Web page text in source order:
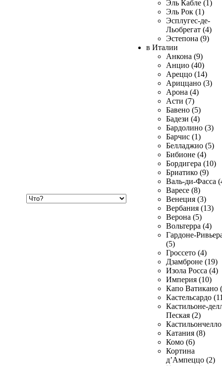
Эль Кабле (1)
Эль Рок (1)
Эсплугес-де-
Льобрегат (4)
Эстепона (9)
в Италии
Анкона (9)
Анцио (40)
Ареццо (14)
Ариццано (3)
Арона (4)
Асти (7)
Бавено (5)
Бадези (4)
Бардолино (3)
Барчис (1)
Белладжио (5)
Бибионе (4)
Бордигера (10)
Бриатико (9)
Валь-ди-Фасса
Варесе (8)
Венеция (3)
Вербания (13)
Верона (5)
Вольтерра (4)
Гардоне-
(5)
Гроссето (4)
Дзамброне (19)
Изола Росса (4)
Империя (10)
Капо Ватикано
Кастельсардо
Кастильоне-
Пеская (2)
Катания (8)
Комо (6)
Кортина
д’Ампеццо (2)